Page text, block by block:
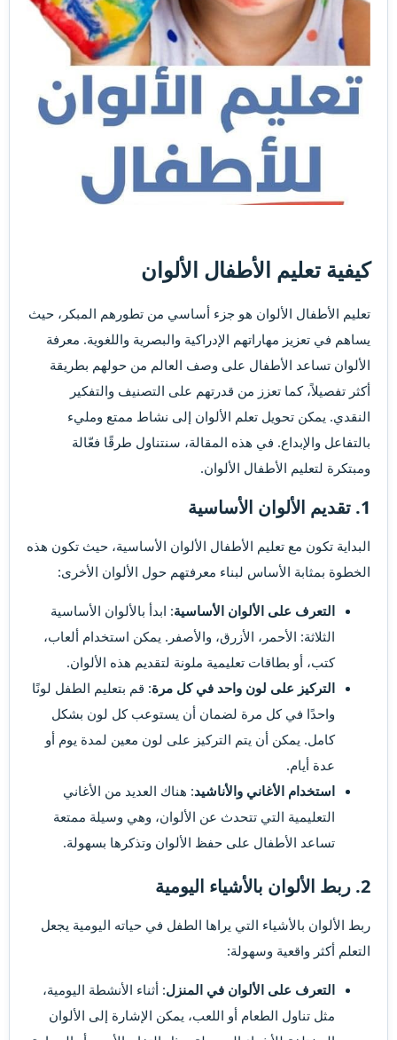
كيفية تعليم الأطفال الألوان​
تعليم الأطفال الألوان هو جزء أساسي من تطورهم المبكر، حيث
يساهم في تعزيز مهاراتهم الإدراكية والبصرية واللغوية. معرفة
الألوان تساعد الأطفال على وصف العالم من حولهم بطريقة
أكثر تفصيلاً، كما تعزز من قدرتهم على التصنيف والتفكير
النقدي. يمكن تحويل تعلم الألوان إلى نشاط ممتع ومليء
بالتفاعل والإبداع. في هذه المقالة، سنتناول طرقًا فعّالة
ومبتكرة لتعليم الأطفال الألوان.
1. تقديم الألوان الأساسية​
البداية تكون مع تعليم الأطفال الألوان الأساسية، حيث تكون هذه
الخطوة بمثابة الأساس لبناء معرفتهم حول الألوان الأخرى:
التعرف على الألوان الأساسية: ابدأ بالألوان الأساسية
الثلاثة: الأحمر، الأزرق، والأصفر. يمكن استخدام ألعاب،
كتب، أو بطاقات تعليمية ملونة لتقديم هذه الألوان.
التركيز على لون واحد في كل مرة: قم بتعليم الطفل لونًا
واحدًا في كل مرة لضمان أن يستوعب كل لون بشكل
كامل. يمكن أن يتم التركيز على لون معين لمدة يوم أو
عدة أيام.
استخدام الأغاني والأناشيد: هناك العديد من الأغاني
التعليمية التي تتحدث عن الألوان، وهي وسيلة ممتعة
تساعد الأطفال على حفظ الألوان وتذكرها بسهولة.
2. ربط الألوان بالأشياء اليومية​
ربط الألوان بالأشياء التي يراها الطفل في حياته اليومية يجعل
التعلم أكثر واقعية وسهولة:
التعرف على الألوان في المنزل: أثناء الأنشطة اليومية،
مثل تناول الطعام أو اللعب، يمكن الإشارة إلى الألوان